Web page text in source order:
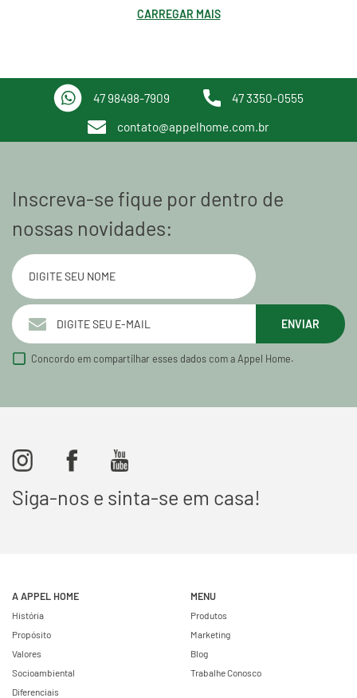
CARREGAR MAIS
47 98498-7909 47 3350-0555
contato@appelhome.com.br
Inscreva-se fique por dentro de
nossas novidades:
ENVIAR
Concordo em compartilhar esses dados com a Appel Home.
Siga-nos e sinta-se em casa!
A APPEL HOME
História
Propósito
Valores
Socioambiental
Diferenciais
MENU
Produtos
Marketing
Blog
Trabalhe Conosco